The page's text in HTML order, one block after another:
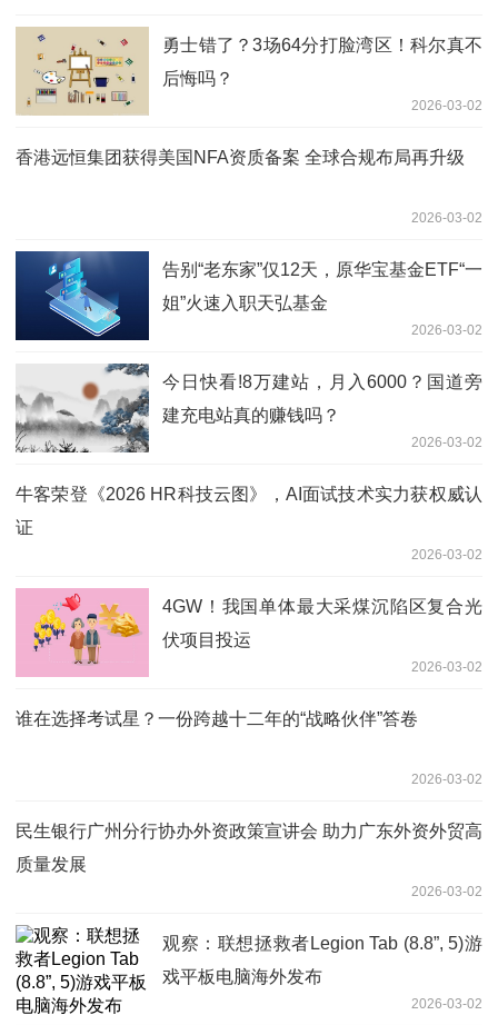
勇士错了？3场64分打脸湾区！科尔真不
后悔吗？
2026-03-02
香港远恒集团获得美国NFA资质备案 全球合规布局再升级
2026-03-02
告别“老东家”仅12天，原华宝基金ETF“一
姐”火速入职天弘基金
2026-03-02
今日快看!8万建站，月入6000？国道旁
建充电站真的赚钱吗？
2026-03-02
牛客荣登《2026 HR科技云图》，AI面试技术实力获权威认
证
2026-03-02
4GW！我国单体最大采煤沉陷区复合光
伏项目投运
2026-03-02
谁在选择考试星？一份跨越十二年的“战略伙伴”答卷
2026-03-02
民生银行广州分行协办外资政策宣讲会 助力广东外资外贸高
质量发展
2026-03-02
观察：联想拯救者Legion Tab (8.8”, 5)游
戏平板电脑海外发布
2026-03-02